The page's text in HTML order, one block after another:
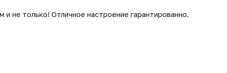
не только! Отличное настроение гарантированно.